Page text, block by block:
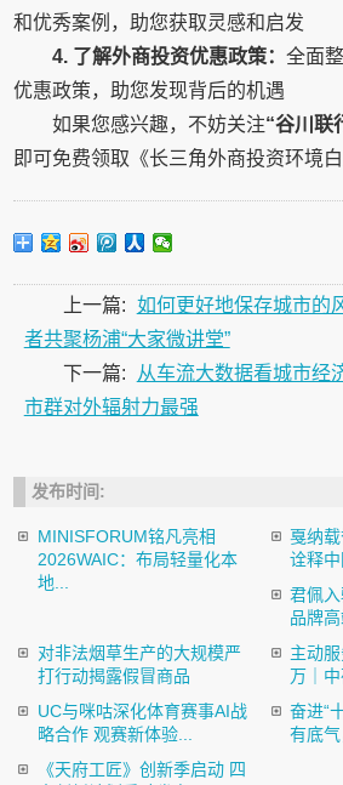
和优秀案例，助您获取灵感和启发
4. 了解外商投资优惠政策：全面
优惠政策，助您发现背后的机遇
如果您感兴趣，不妨关注“谷川联
即可免费领取《长三角外商投资环境
上一篇: 如何更好地保存城市的
者共聚杨浦“大家微讲堂”
下一篇:
从车流大数据看城市经
市群对外辐射力最强
发布时间:
MINISFORUM铭凡亮相
2026WAIC：布局轻量化本
地...
戛纳
诠释
君佩
品牌
对非法烟草生产的大规模严
打行动揭露假冒商品
主动
万｜中
UC与咪咕深化体育赛事AI战
略合作 观赛新体验...
奋进“
有底气
《天府工匠》创新季启动 四